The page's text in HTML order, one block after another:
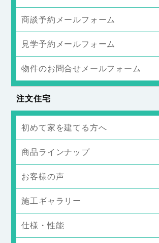
商談予約メールフォーム
見学予約メールフォーム
物件のお問合せメールフォーム
注文住宅
初めて家を建てる方へ
商品ラインナップ
お客様の声
施工ギャラリー
仕様・性能